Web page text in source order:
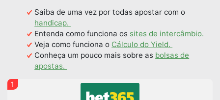
Saiba de uma vez por todas apostar com o
handicap.
Entenda como funciona os sites de intercâmbio.
Veja como funciona o Cálculo do Yield.
Conheça um pouco mais sobre as bolsas de
apostas.
1